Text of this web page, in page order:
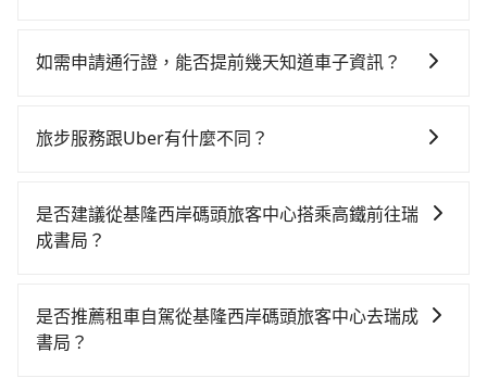
性的取消政策，以給予乘客更多的保障和方便。只需在
的同時也確保乘客的權益。
如需申請通行證，能否提前幾天知道車子資訊？
供用車前一天凌晨六點前取消訂單的服務。所以我們會
可事先將您的需求寄至旅步的客服信箱：
booking@tripool.app，將有專人協助回覆確認是否能
旅步服務跟Uber有什麼不同？
中長程提供最優惠的價格。 (3) 全台服務，不分城市與郊
區。 (4) 有較為嚴謹的乘車時間與取消政策。
是否建議從基隆西岸碼頭旅客中心搭乘高鐵前往瑞
成書局？
鐵較貴、費時！從最早06:15一直到22:50，南港-台中一
天最多有101班次高鐵可搭乘。假設從基隆西岸碼頭旅客
是否推薦租車自駕從基隆西岸碼頭旅客中心去瑞成
書局？